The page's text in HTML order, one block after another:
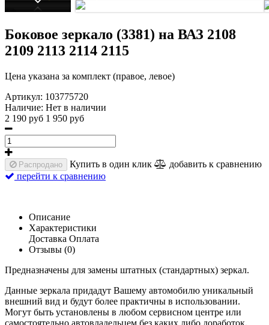
Боковое зеркало (3381) на ВАЗ 2108
2109 2113 2114 2115
Цена указана за комплект (правое, левое)
Артикул: 103775720
Наличие: Нет в наличии
2 190 руб 1 950 руб
Распродано Купить в один клик
добавить к сравнению
перейти к сравнению
Описание
Характеристики
Доставка Оплата
Отзывы (0)
Предназначены для замены штатных (стандартных) зеркал.
Данные зеркала придадут Вашему автомобилю уникальный
внешний вид и будут более практичны в использовании.
Могут быть установлены в любом сервисном центре или
самостоятельно автовладельцем без каких либо доработок.